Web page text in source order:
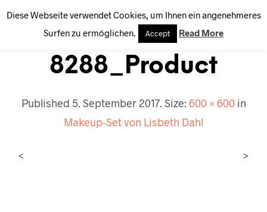
0
8288_Product
Published 5. September 2017. Size: 600 × 600in
Makeup-Set von Lisbeth Dahl
< >
Diese Webseite verwendet Cookies, um Ihnen ein angenehmeres
Surfen zu ermöglichen.
Accept Read More